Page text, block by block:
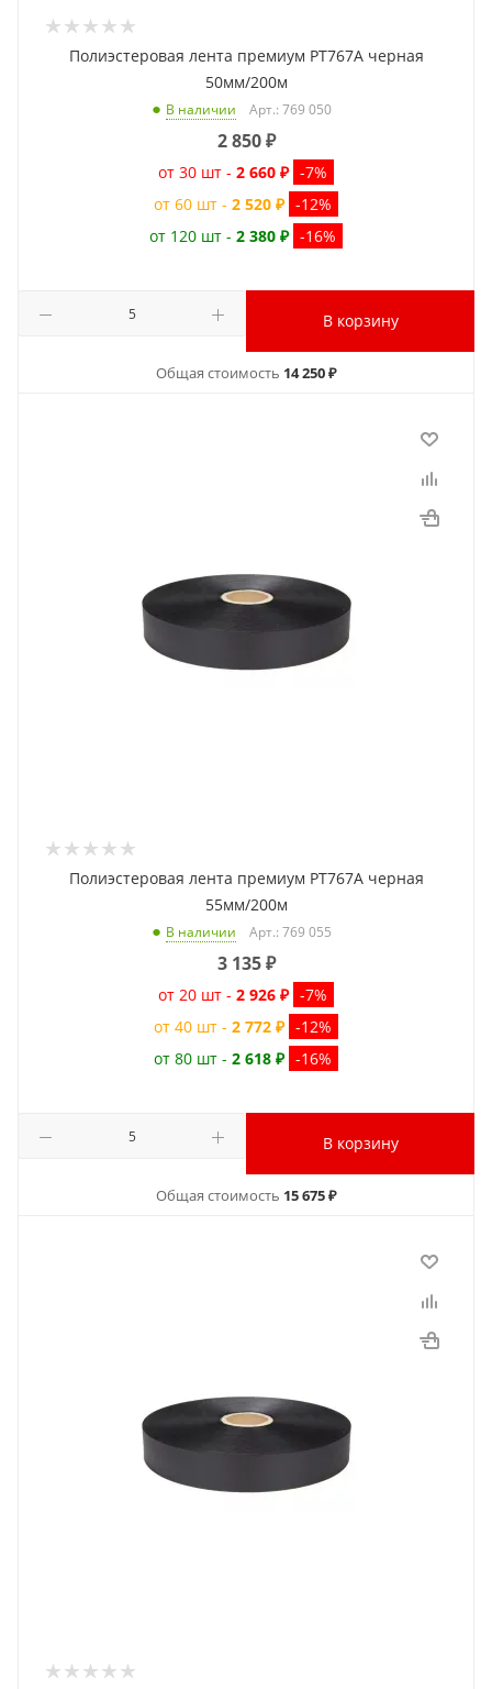
Полиэстеровая лента премиум PT767A черная
50мм/200м
В наличии Арт.: 769 050
2 850₽
от 30 шт - 2 660 ₽ -7%
от 60 шт - 2 520 ₽ -12%
от 120 шт - 2 380 ₽ -16%
В корзину
Общая стоимость 14 250 ₽
Полиэстеровая лента премиум PT767A черная
55мм/200м
В наличии Арт.: 769 055
3 135₽
от 20 шт - 2 926 ₽ -7%
от 40 шт - 2 772 ₽ -12%
от 80 шт - 2 618 ₽ -16%
В корзину
Общая стоимость 15 675 ₽